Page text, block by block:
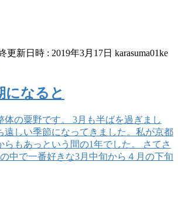
更新日時 : 2019年3月17日 karasuma01ke
になると
体の粟野です。 3月も半ばを過ぎまし
遠しい季節になってきました。私が京都
らもあっという間の1年でした。 さてさ
中で一番好きな3月中旬から４月の下旬